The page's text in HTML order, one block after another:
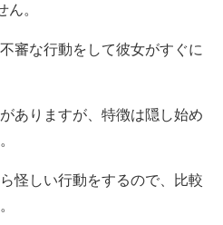
。
審な行動をして彼女がすぐに
ありますが、特徴は隠し始め
怪しい行動をするので、比較